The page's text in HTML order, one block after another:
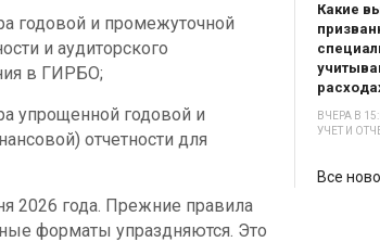
годовой и промежуточной
и аудиторского
в ГИРБО;
упрощенной годовой и
отчетности для
2026 года. Прежние правила
форматы упраздняются. Это
Какие
ВЧЕРА В
УЧЕТ И
Все